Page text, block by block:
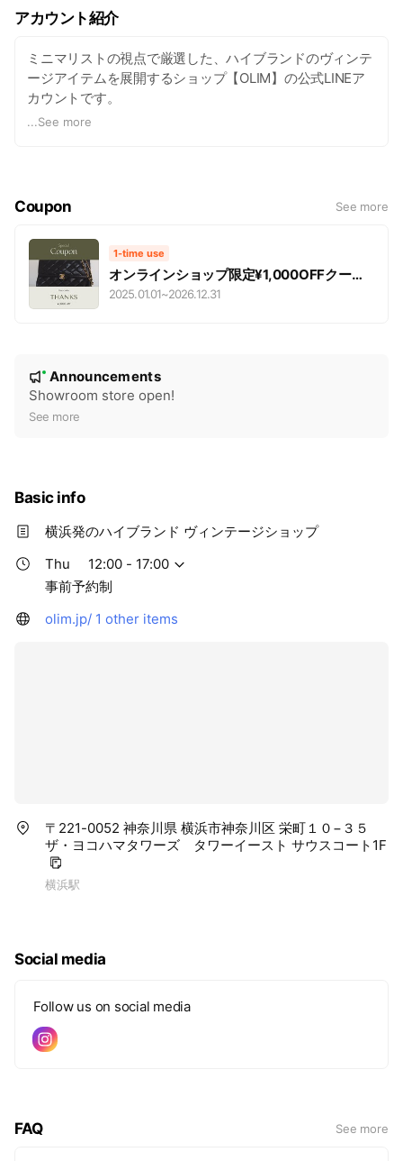
アカウント紹介
ミニマリストの視点で厳選した、ハイブランドのヴィンテ
ージアイテムを展開するショップ【OLIM】の公式LINEア
カウントです。
横浜ショールームやオンラインストアの最新情報、
...See more
Coupon See more
1-time use
オンラインショップ限定¥1,000OFFクーポ
ン
2025.01.01~2026.12.31
e
New
Announcements
Showroom store open!
See more
Basic info
横浜発のハイブランド ヴィンテージショップ
Thu
12:00 - 17:00
事前予約制
olim.jp/ 1 other items
〒221-0052 神奈川県 横浜市神奈川区 栄町１０−３５
ザ・ヨコハマタワーズ タワーイースト サウスコート1F
横浜駅
Social media
Follow us on social media
FAQ See more